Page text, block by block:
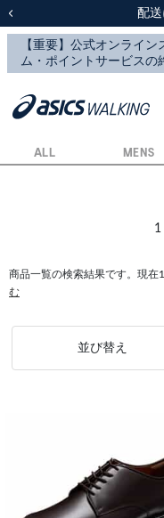
スクスク（
配
スクスク（
配
ALL MENS
1
商品一覧の検索結果です。現在
む
並び替え